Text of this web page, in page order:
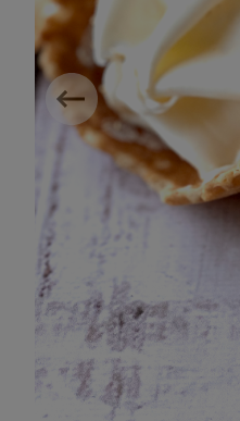
Previous